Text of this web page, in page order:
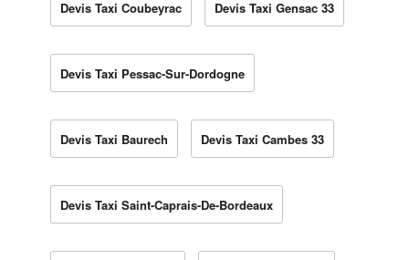
Devis Taxi Coubeyrac Devis Taxi Gensac 33
Devis Taxi Pessac-Sur-Dordogne
Devis Taxi Baurech Devis Taxi Cambes 33
Devis Taxi Saint-Caprais-De-Bordeaux